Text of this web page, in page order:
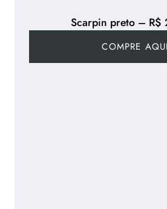
Scarpin preto – R$
COMPRE AQUI